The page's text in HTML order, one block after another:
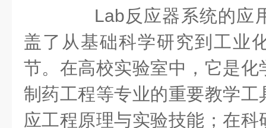
Lab反应器系统的应
盖了从基础科学研究到工业
节。在高校实验室中，它是
制药工程等专业的重要教学
应工程原理与实验技能；在